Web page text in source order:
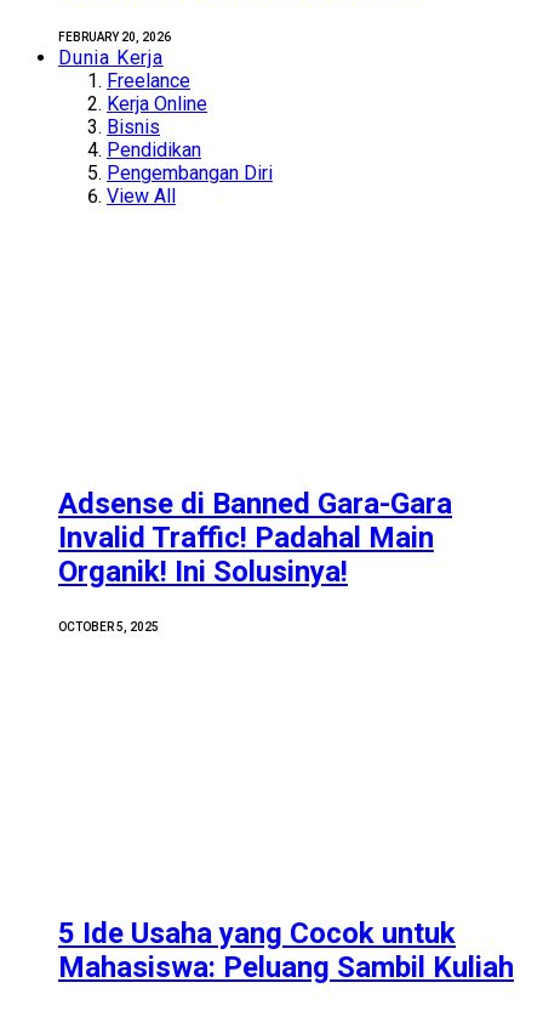
FEBRUARY 20, 2026
Dunia Kerja
Freelance
Kerja Online
Bisnis
Pendidikan
Pengembangan Diri
View All
Adsense di Banned Gara-Gara
Invalid Traffic! Padahal Main
Organik! Ini Solusinya!
OCTOBER 5, 2025
5 Ide Usaha yang Cocok untuk
Mahasiswa: Peluang Sambil Kuliah